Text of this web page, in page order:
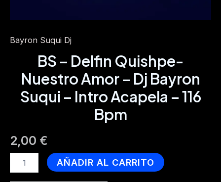
Bayron Suqui Dj
BS – Delfin Quishpe-
Nuestro Amor – Dj Bayron
Suqui – Intro Acapela – 116
Bpm
2,00 €
AÑADIR AL CARRITO